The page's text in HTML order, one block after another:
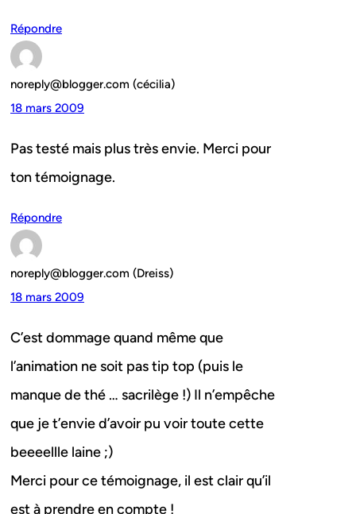
Répondre
noreply@blogger.com (cécilia)
18 mars 2009
Pas testé mais plus très envie. Merci pour
ton témoignage.
Répondre
noreply@blogger.com (Dreiss)
18 mars 2009
C’est dommage quand même que
l’animation ne soit pas tip top (puis le
manque de thé … sacrilège !) Il n’empêche
que je t’envie d’avoir pu voir toute cette
beeeellle laine ;)
Merci pour ce témoignage, il est clair qu’il
est à prendre en compte !